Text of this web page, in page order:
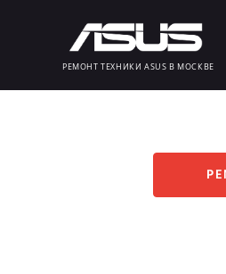
РЕМОНТ ТЕХНИКИ ASUS В МОСКВЕ